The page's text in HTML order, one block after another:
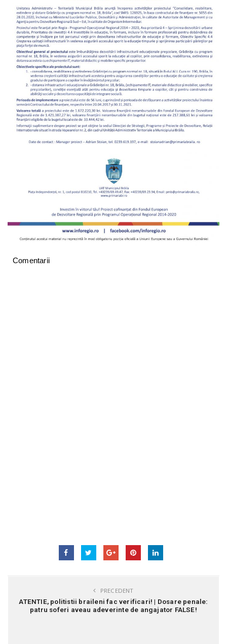
Comentarii
PRECEDENT
ATENTIE, politistii braileni fac verificari! | Dosare penale:
patru soferi aveau adeverinte de angajator FALSE!